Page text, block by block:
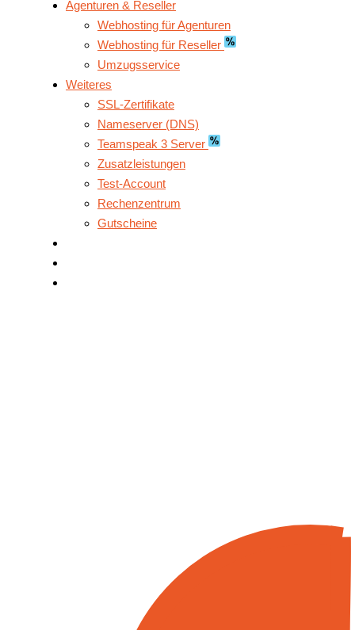
Agenturen & Reseller
Webhosting für Agenturen
Webhosting für Reseller
Umzugsservice
Weiteres
SSL-Zertifikate
Nameserver (DNS)
Teamspeak 3 Server
Zusatzleistungen
Test-Account
Rechenzentrum
Gutscheine